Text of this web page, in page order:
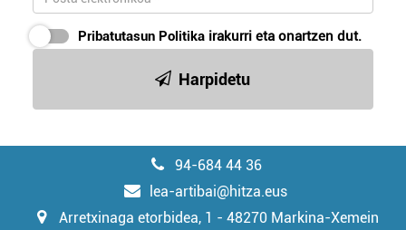
Pribatutasun Politika irakurri eta onartzen dut.
Harpidetu
94-684 44 36
lea-artibai@hitza.eus
Arretxinaga etorbidea, 1 - 48270 Markina-Xemein